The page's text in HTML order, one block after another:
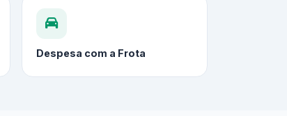
Despesa com a Frota